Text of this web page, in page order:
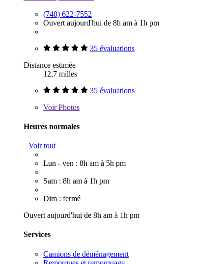
(740) 622-7552
Ouvert aujourd'hui de 8h am à 1h pm
35 évaluations
Distance estimée
12,7 milles
35 évaluations
VoirPhotos
Heures normales
Voir tout
Lun - ven : 8h am à 5h pm
Sam : 8h am à 1h pm
Dim : fermé
Ouvert aujourd'hui de 8h am à 1h pm
Services
Camions de déménagement